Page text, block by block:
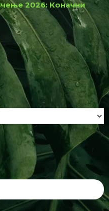
2026: Коначни